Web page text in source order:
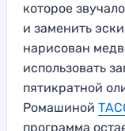
которое
и заменить
нарисован
использовать
пятикратной
Ромашиной
программа